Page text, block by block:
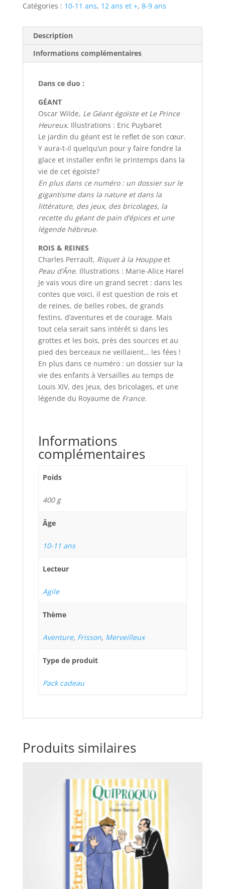
Catégories : 10-11 ans, 12 ans et +, 8-9 ans
Description
Informations complémentaires
Dans ce duo :
GÉANT
Oscar Wilde, Le Géant égoïste et Le Prince
Heureux. Illustrations : Eric Puybaret
Le jardin du géant est le reflet de son cœur.
Y aura-t-il quelqu’un pour y faire fondre la
glace et installer enfin le printemps dans la
vie de cet égoïste?
En plus dans ce numéro : un dossier sur le
gigantisme dans la nature et dans la
littérature, des jeux, des bricolages, la
recette du géant de pain d’épices et une
légende hébreue.
ROIS & REINES
Charles Perrault, Riquet à la Houppeet
Peau d’Âne. Illustrations : Marie-Alice Harel
Je vais vous dire un grand secret : dans les
contes que voici, il est question de rois et
de reines, de belles robes, de grands
festins, d’aventures et de courage. Mais
tout cela serait sans intérêt si dans les
grottes et les bois, près des sources et au
pied des berceaux ne veillaient… les fées !
En plus dans ce numéro : un dossier sur la
vie des enfants à Versailles au temps de
Louis XIV, des jeux, des bricolages, et une
légende du Royaume de France.
Informations
complémentaires
Poids
400 g
Âge
10-11 ans
Lecteur
Agile
Thème
Aventure, Frisson, Merveilleux
Type de produit
Pack cadeau
Produits similaires